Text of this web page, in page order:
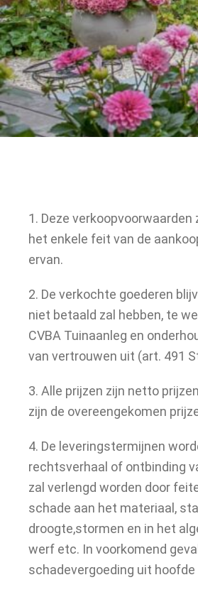
1. Deze
het enkele feit van de
ervan.
2. De verkochte goederen
niet betaald zal hebben, te
CVBA Tuinaanleg en
van vertrouwen uit (art. 491
3. Alle prijzen zijn netto
zijn de overeengekomen
4. De leveringstermijnen
rechtsverhaal of ontbinding
zal verlengd worden door
schade aan het materiaal,
droogte,stormen en in het
werf etc. In voorkomend
schadevergoeding uit hoofde
Vijver
Vijverontwerp
Vijveraanleg
Vijver­onderhoud
Winkel
Wateranalyse
Vacatures
Contact